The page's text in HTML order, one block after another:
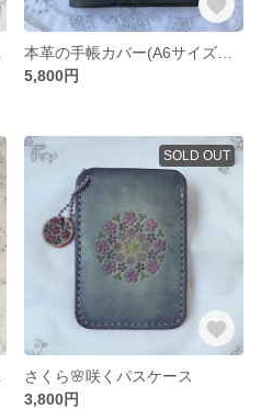
5,800円
SOLD OUT
さくら🌸咲くパスケース
3,800円